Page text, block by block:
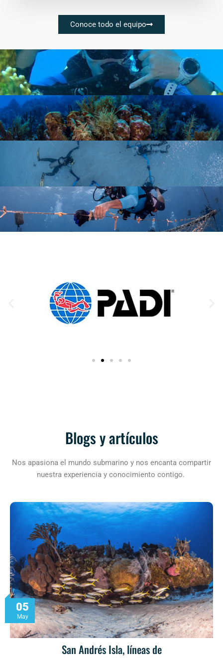
Conoce todo el equipo
Blogs y artículos
Nos apasiona el mundo submarino y nos encanta compartir
nuestra experiencia y conocimiento contigo.
05
May
San Andrés Isla, líneas de